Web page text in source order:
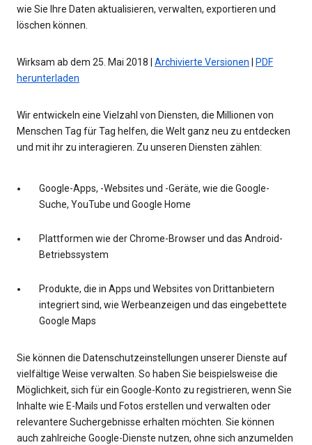
wie Sie Ihre Daten aktualisieren, verwalten, exportieren und
löschen können.
Wirksam ab dem 25. Mai 2018 | Archivierte Versionen
PDF
herunterladen
Wir entwickeln eine Vielzahl von Diensten, die Millionen von
Menschen Tag für Tag helfen, die Welt ganz neu zu entdecken
und mit ihr zu interagieren. Zu unseren Diensten zählen:
Google-Apps, -Websites und -Geräte, wie die Google-
Suche, YouTube und Google Home
Plattformen wie der Chrome-Browser und das Android-
Betriebssystem
Produkte, die in Apps und Websites von Drittanbietern
integriert sind, wie Werbeanzeigen und das eingebettete
Google Maps
Sie können die Datenschutzeinstellungen unserer Dienste auf
vielfältige Weise verwalten. So haben Sie beispielsweise die
Möglichkeit, sich für ein Google-Konto zu registrieren, wenn Sie
Inhalte wie E-Mails und Fotos erstellen und verwalten oder
relevantere Suchergebnisse erhalten möchten. Sie können
auch zahlreiche Google-Dienste nutzen, ohne sich anzumelden